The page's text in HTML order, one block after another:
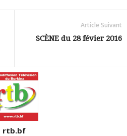
Article Suivant
SCÈNE du 28 févier 2016
rtb.bf